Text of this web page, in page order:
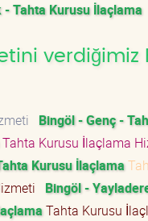
- Tahta Kurusu İlaçlama
verdiğimiz
Bingöl - Genç -
Tahta Kurusu İlaçlama
Kurusu İlaçlama
Bingöl -
Tahta Kurusu